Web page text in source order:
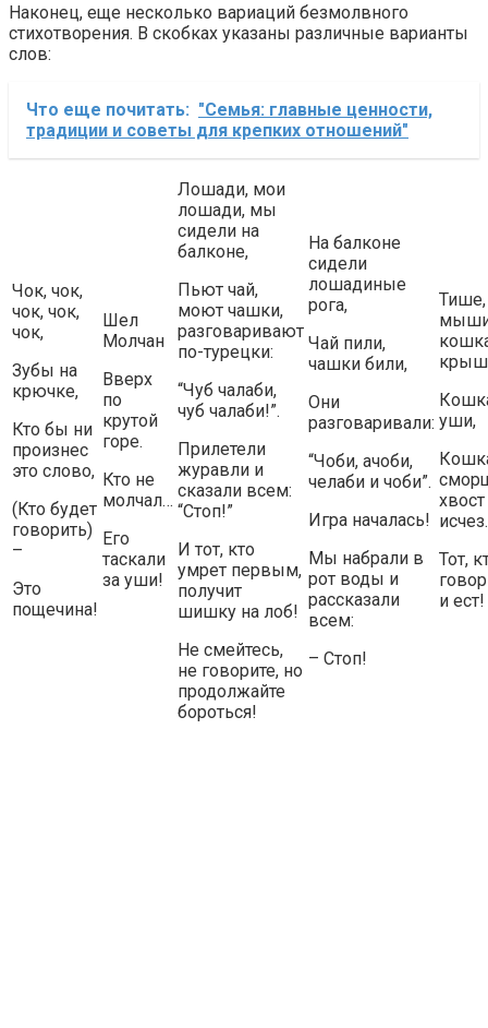
Наконец, еще несколько вариаций безмолвного
стихотворения. В скобках указаны различные варианты
слов:
Что еще почитать: "Семья: главные ценности,
традиции и советы для крепких отношений"
Чок, чок,
чок, чок,
чок,
Зубы на
крючке,
Кто бы ни
произнес
это слово,
(Кто будет
говорить)
–
Это
пощечина!
Шел
Молчан
Вверх
по
крутой
горе.
Кто не
молчал…
Его
таскали
за уши!
Лошади, мои
лошади, мы
сидели на
балконе,
Пьют чай,
моют чашки,
разговаривают
по-турецки:
“Чуб чалаби,
чуб чалаби!”.
Прилетели
журавли и
сказали всем:
“Стоп!”
И тот, кто
умрет первым,
получит
шишку на лоб!
Не смейтесь,
не говорите, но
продолжайте
бороться!
На балконе
сидели
лошадиные
рога,
Чай пили,
чашки били,
Они
разговаривали:
“Чоби, ачоби,
челаби и чоби”.
Игра началась!
Мы набрали в
рот воды и
рассказали
всем:
– Стоп!
Тише,
уши,
хвост
Тот,
и ест!